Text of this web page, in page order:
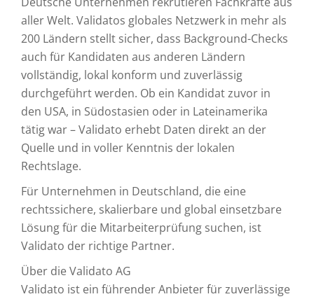
aller Welt. Validatos globales Netzwerk in mehr als
200 Ländern stellt sicher, dass Background-Checks
auch für Kandidaten aus anderen Ländern
vollständig, lokal konform und zuverlässig
durchgeführt werden. Ob ein Kandidat zuvor in
den USA, in Südostasien oder in Lateinamerika
tätig war – Validato erhebt Daten direkt an der
Quelle und in voller Kenntnis der lokalen
Rechtslage.
Für Unternehmen in Deutschland, die eine
rechtssichere, skalierbare und global einsetzbare
Lösung für die Mitarbeiterprüfung suchen, ist
Validato der richtige Partner.
Über die Validato AG
Validato ist ein führender Anbieter für zuverlässige